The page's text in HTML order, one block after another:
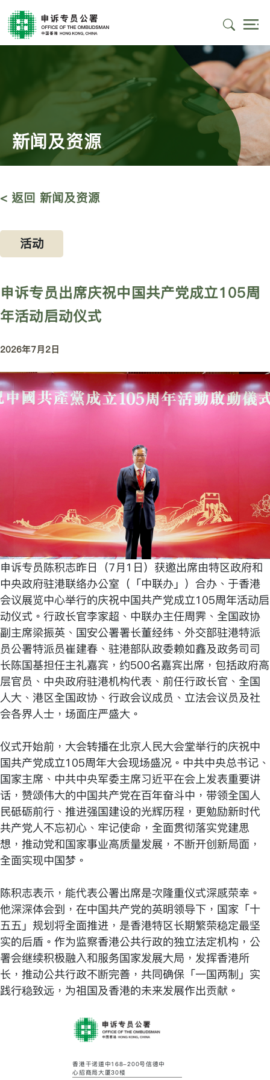
新闻及资源
< 返回 新闻及资源
活动
申诉专员出席庆祝中国共产党成立105周
年活动启动仪式
2026年7月2日
申诉专员陈积志昨日（7月1日）获邀出席由特区政府和
中央政府驻港联络办公室（「中联办」）合办、于香港
会议展览中心举行的庆祝中国共产党成立105周年活动启
动仪式。行政长官李家超、中联办主任周霁、全国政协
副主席梁振英、国安公署署长董经纬、外交部驻港特派
员公署特派员崔建春、驻港部队政委赖如鑫及政务司司
长陈国基担任主礼嘉宾，约500名嘉宾出席，包括政府高
层官员、中央政府驻港机构代表、前任行政长官、全国
人大、港区全国政协、行政会议成员、立法会议员及社
会各界人士，场面庄严盛大。
仪式开始前，大会转播在北京人民大会堂举行的庆祝中
国共产党成立105周年大会现场盛况。中共中央总书记、
国家主席、中共中央军委主席习近平在会上发表重要讲
话，赞颂伟大的中国共产党在百年奋斗中，带领全国人
民砥砺前行、推进强国建设的光辉历程，更勉励新时代
共产党人不忘初心、牢记使命，全面贯彻落实党建思
想，推动党和国家事业高质量发展，不断开创新局面，
全面实现中国梦。
陈积志表示，能代表公署出席是次隆重仪式深感荣幸。
他深深体会到，在中国共产党的英明领导下，国家「十
五五」规划将全面推进，是香港特区长期繁荣稳定最坚
实的后盾。作为监察香港公共行政的独立法定机构，公
署会继续积极融入和服务国家发展大局，发挥香港所
长，推动公共行政不断完善，共同确保「一国两制」实
践行稳致远，为祖国及香港的未来发展作出贡献。
香港干诺道中168-200号信德中
心招商局大厦30楼